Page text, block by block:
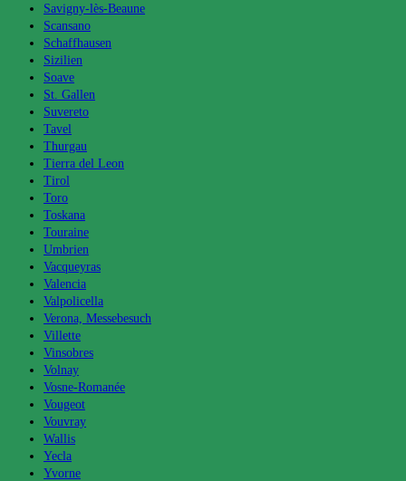
Savigny-lès-Beaune
Scansano
Schaffhausen
Sizilien
Soave
St. Gallen
Suvereto
Tavel
Thurgau
Tierra del Leon
Tirol
Toro
Toskana
Touraine
Umbrien
Vacqueyras
Valencia
Valpolicella
Verona, Messebesuch
Villette
Vinsobres
Volnay
Vosne-Romanée
Vougeot
Vouvray
Wallis
Yecla
Yvorne